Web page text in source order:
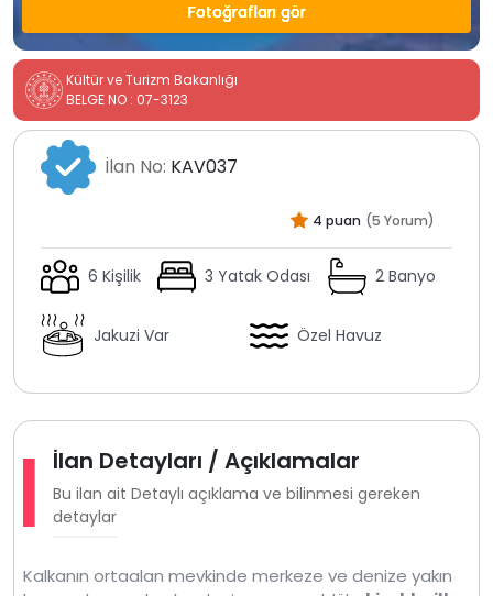
Fotoğrafları gör
Kültür ve Turizm Bakanlığı
BELGE NO : 07-3123
İlan No: KAV037
4 puan (5 Yorum)
6 Kişilik 3 Yatak Odası 2 Banyo
Jakuzi Var Özel Havuz
İlan Detayları / Açıklamalar
Bu ilan ait Detaylı açıklama ve bilinmesi gereken
detaylar
Kalkanın ortaalan mevkinde merkeze ve denize yakın